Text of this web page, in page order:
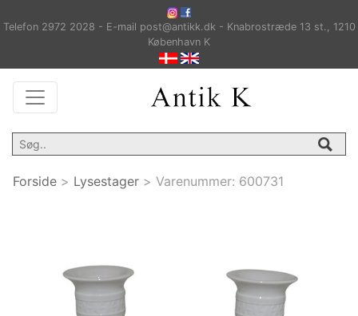
Telefon 2972 2028 - E-mail post@antikk.dk - Knabrostræde 13 st., 1210
København K
Forside > Lysestager > Varenummer: 600731